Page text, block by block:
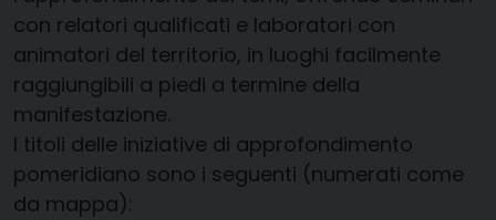
con relatori qualificati e laboratori con
animatori del territorio, in luoghi facilmente
raggiungibili a piedi a termine della
manifestazione.
I titoli delle iniziative di approfondimento
pomeridiano sono i seguenti (numerati come
da mappa):